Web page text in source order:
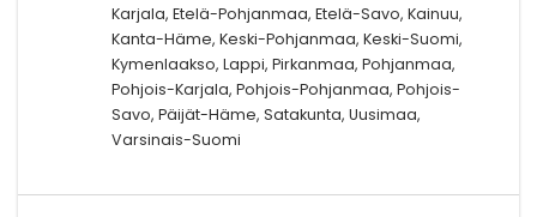
Karjala, Etelä-Pohjanmaa, Etelä-Savo, Kainuu,
Kanta-Häme, Keski-Pohjanmaa, Keski-Suomi,
Kymenlaakso, Lappi, Pirkanmaa, Pohjanmaa,
Pohjois-Karjala, Pohjois-Pohjanmaa, Pohjois-
Savo, Päijät-Häme, Satakunta, Uusimaa,
Varsinais-Suomi